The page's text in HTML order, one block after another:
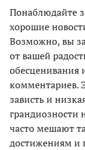
Понаблюдайте
хорошие
Возможно, вы
от вашей
обесценивания
комментариев.
зависть и
грандиозности
часто мешают
достижениям и